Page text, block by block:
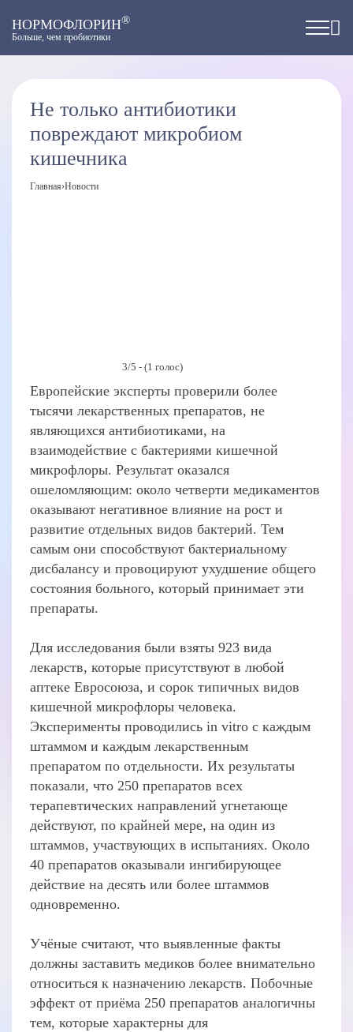
НОРМОФЛОРИН®
Больше, чем пробиотики
Не только антибиотики
повреждают микробиом
кишечника
Главная›Новости
3/5 - (1 голос)
Европейские эксперты проверили более
тысячи лекарственных препаратов, не
являющихся антибиотиками, на
взаимодействие с бактериями кишечной
микрофлоры. Результат оказался
ошеломляющим: около четверти медикаментов
оказывают негативное влияние на рост и
развитие отдельных видов бактерий. Тем
самым они способствуют бактериальному
дисбалансу и провоцируют ухудшение общего
состояния больного, который принимает эти
препараты.
Для исследования были взяты 923 вида
лекарств, которые присутствуют в любой
аптеке Евросоюза, и сорок типичных видов
кишечной микрофлоры человека.
Эксперименты проводились in vitro с каждым
штаммом и каждым лекарственным
препаратом по отдельности. Их результаты
показали, что 250 препаратов всех
терапевтических направлений угнетающе
действуют, по крайней мере, на один из
штаммов, участвующих в испытаниях. Около
40 препаратов оказывали ингибирующее
действие на десять или более штаммов
одновременно.
Учёные считают, что выявленные факты
должны заставить медиков более внимательно
относиться к назначению лекарств. Побочные
эффект от приёма 250 препаратов аналогичны
тем, которые характерны для